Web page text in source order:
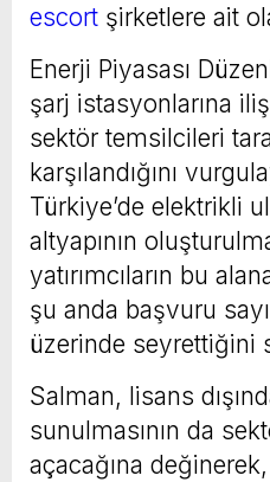
escort şirketlere ait
Enerji Piyasası
şarj istasyonlarına
sektör temsilcileri
karşılandığını
Türkiye’de elektrikli
altyapının
yatırımcıların bu
şu anda başvuru
üzerinde seyrettiğini
Salman, lisans
sunulmasının da
açacağına